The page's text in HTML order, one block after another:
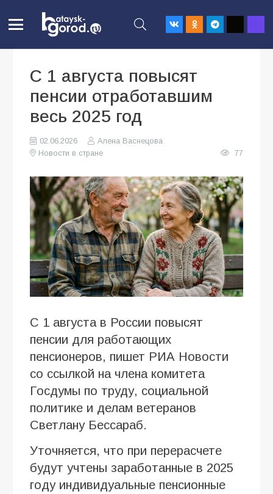
С 1 августа повысят
пенсии отработавшим
весь 2025 год
02.06.2026
Алена Васнецова
Новости в стране
77
С 1 августа в России повысят
пенсии для работающих
пенсионеров, пишет РИА Новости
со ссылкой на члена комитета
Госдумы по труду, социальной
политике и делам ветеранов
Светлану Бессараб.
Уточняется, что при перерасчете
будут учтены заработанные в 2025
году индивидуальные пенсионные